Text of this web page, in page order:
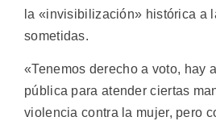
la «invisibilización» histórica a
sometidas.
«Tenemos derecho a voto, hay
pública para atender ciertas
violencia contra la mujer, pero